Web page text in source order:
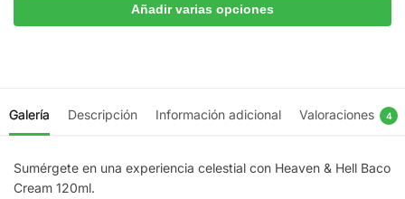
Añadir varias opciones
Galería Descripción Información adicional Valoraciones 4
Sumérgete en una experiencia celestial con Heaven & Hell Baco
Cream 120ml.